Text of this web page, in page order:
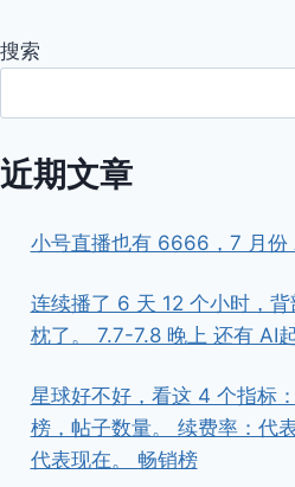
搜索
近期文章
小号直播也有 6666，7 月份
连续播了 6 天 12 个小时，
枕了。 7.7-7.8 晚上 还有 AI
星球好不好，看这 4 个指标
榜，帖子数量。 续费率：代
代表现在。 畅销榜